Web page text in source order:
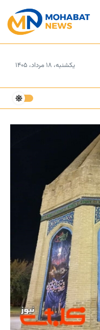
یکشنبه، ۱۸ مرداد، ۱۴۰۵